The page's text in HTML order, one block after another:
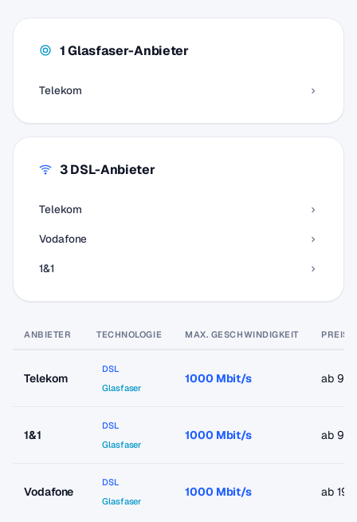
1 Glasfaser-Anbieter
Telekom
3 DSL-Anbieter
Telekom
Vodafone
1&1
ANBIETER TECHNOLOGIE MAX. GESCHWINDIGKEIT PREIS
Telekom
DSL
Glasfaser
1000 Mbit/s ab
1&1
DSL
Glasfaser
1000 Mbit/s ab
Vodafone
DSL
Glasfaser
1000 Mbit/s ab